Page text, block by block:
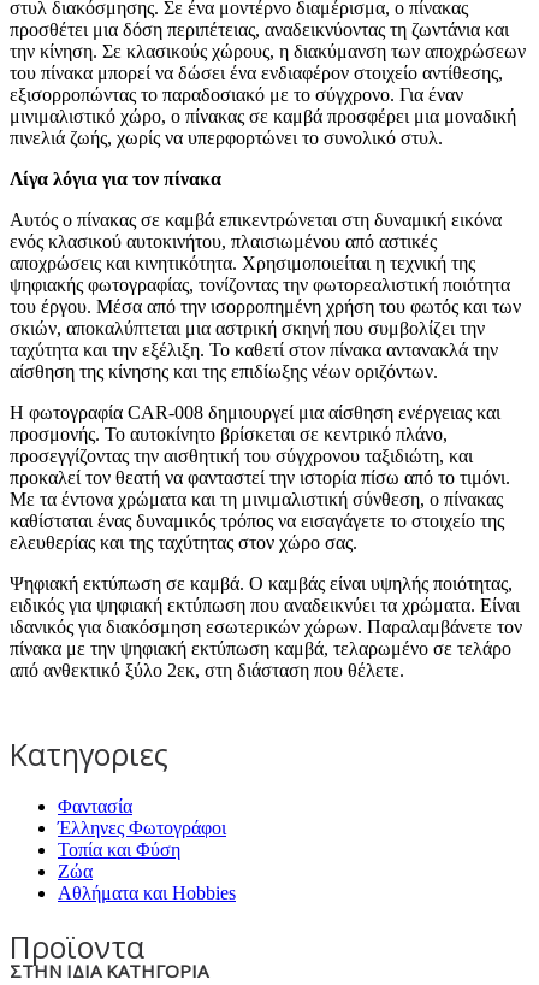
στυλ διακόσμησης. Σε ένα μοντέρνο διαμέρισμα, ο πίνακας
προσθέτει μια δόση περιπέτειας, αναδεικνύοντας τη ζωντάνια και
την κίνηση. Σε κλασικούς χώρους, η διακύμανση των αποχρώσεων
του πίνακα μπορεί να δώσει ένα ενδιαφέρον στοιχείο αντίθεσης,
εξισορροπώντας το παραδοσιακό με το σύγχρονο. Για έναν
μινιμαλιστικό χώρο, ο πίνακας σε καμβά προσφέρει μια μοναδική
πινελιά ζωής, χωρίς να υπερφορτώνει το συνολικό στυλ.
Λίγα λόγια για τον πίνακα
Αυτός ο πίνακας σε καμβά επικεντρώνεται στη δυναμική εικόνα
ενός κλασικού αυτοκινήτου, πλαισιωμένου από αστικές
αποχρώσεις και κινητικότητα. Χρησιμοποιείται η τεχνική της
ψηφιακής φωτογραφίας, τονίζοντας την φωτορεαλιστική ποιότητα
του έργου. Μέσα από την ισορροπημένη χρήση του φωτός και των
σκιών, αποκαλύπτεται μια αστρική σκηνή που συμβολίζει την
ταχύτητα και την εξέλιξη. Το καθετί στον πίνακα αντανακλά την
αίσθηση της κίνησης και της επιδίωξης νέων οριζόντων.
Η φωτογραφία CAR-008 δημιουργεί μια αίσθηση ενέργειας και
προσμονής. Το αυτοκίνητο βρίσκεται σε κεντρικό πλάνο,
προσεγγίζοντας την αισθητική του σύγχρονου ταξιδιώτη, και
προκαλεί τον θεατή να φανταστεί την ιστορία πίσω από το τιμόνι.
Με τα έντονα χρώματα και τη μινιμαλιστική σύνθεση, ο πίνακας
καθίσταται ένας δυναμικός τρόπος να εισαγάγετε το στοιχείο της
ελευθερίας και της ταχύτητας στον χώρο σας.
Ψηφιακή εκτύπωση σε καμβά. Ο καμβάς είναι υψηλής ποιότητας,
ειδικός για ψηφιακή εκτύπωση που αναδεικνύει τα χρώματα. Είναι
ιδανικός για διακόσμηση εσωτερικών χώρων. Παραλαμβάνετε τον
πίνακα με την ψηφιακή εκτύπωση καμβά, τελαρωμένο σε τελάρο
από ανθεκτικό ξύλο 2εκ, στη διάσταση που θέλετε.
Κατηγοριες
Φαντασία
Έλληνες Φωτογράφοι
Τοπία και Φύση
Ζώα
Αθλήματα και Hobbies
Προϊοντα
ΣΤΗΝ ΙΔΙΑ ΚΑΤΗΓΟΡΙΑ